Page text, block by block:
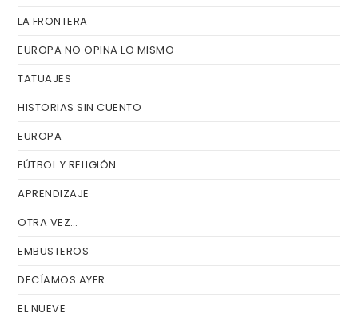
LA FRONTERA
EUROPA NO OPINA LO MISMO
TATUAJES
HISTORIAS SIN CUENTO
EUROPA
FÚTBOL Y RELIGIÓN
APRENDIZAJE
OTRA VEZ…
EMBUSTEROS
DECÍAMOS AYER…
EL NUEVE